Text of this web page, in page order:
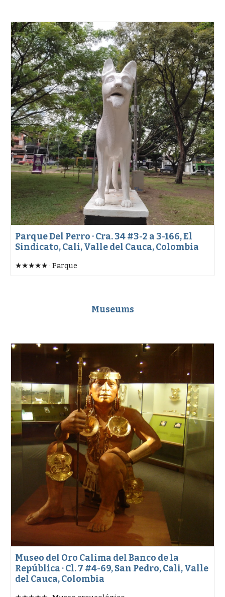
Parque Del Perro · Cra. 34 #3-2 a 3-166, El
Sindicato, Cali, Valle del Cauca, Colombia
★★★★★ · Parque
Museums
Museo del Oro Calima del Banco de la
República · Cl. 7 #4-69, San Pedro, Cali, Valle
del Cauca, Colombia